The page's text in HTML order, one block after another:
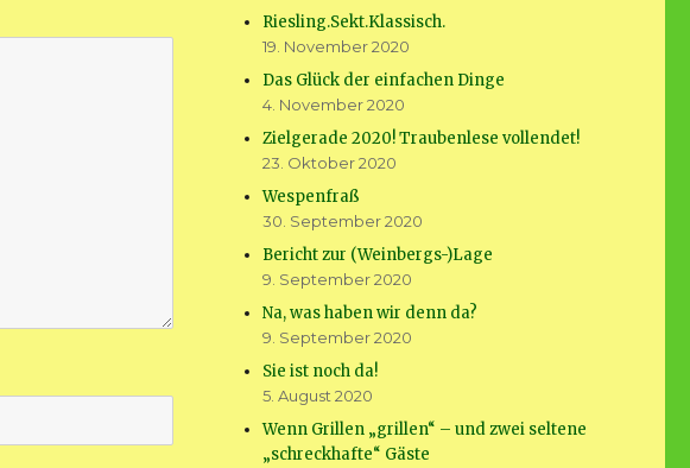
Riesling.Sekt.Klassisch.
19. November 2020
Das Glück der einfachen Dinge
4. November 2020
Zielgerade 2020! Traubenlese vollendet!
23. Oktober 2020
Wespenfraß
30. September 2020
Bericht zur (Weinbergs-)Lage
9. September 2020
Na, was haben wir denn da?
9. September 2020
Sie ist noch da!
5. August 2020
Wenn Grillen „grillen“ – und zwei seltene
„schreckhafte“ Gäste